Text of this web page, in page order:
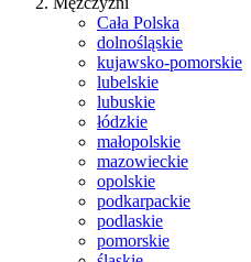
Cała Polska
dolnośląskie
kujawsko-pomorskie
lubelskie
lubuskie
łódzkie
małopolskie
mazowieckie
opolskie
podkarpackie
podlaskie
pomorskie